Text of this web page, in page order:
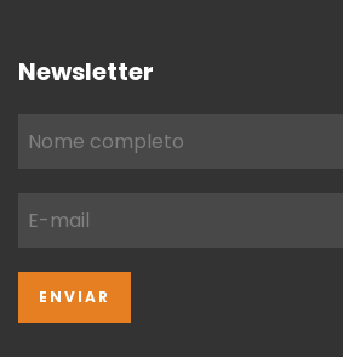
Newsletter